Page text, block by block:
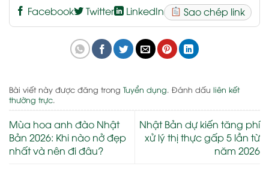
Facebook
Twitter LinkedIn Sao chép link
Bài viết này được đăng trong Tuyển dụng. Đánh dấu liên kết
thường trực.
Mùa hoa anh đào Nhật
Bản 2026: Khi nào nở đẹp
nhất và nên đi đâu?
Nhật Bản dự kiến tăng phí
xử lý thị thực gấp 5 lần từ
năm 2026